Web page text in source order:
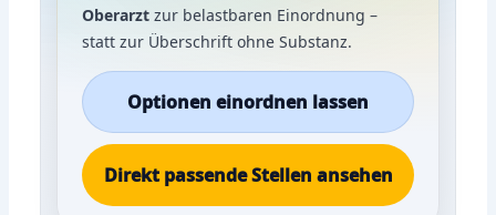
Oberarzt zur belastbaren Einordnung –
statt zur Überschrift ohne Substanz.
Optionen einordnen lassen
Direkt passende Stellen ansehen